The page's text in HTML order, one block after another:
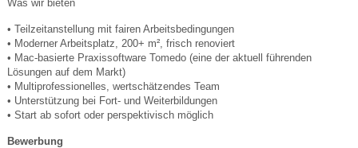
Was wir bieten
• Teilzeitanstellung mit fairen Arbeitsbedingungen
• Moderner Arbeitsplatz, 200+ m², frisch renoviert
• Mac-basierte Praxissoftware Tomedo (eine der aktuell führenden
Lösungen auf dem Markt)
• Multiprofessionelles, wertschätzendes Team
• Unterstützung bei Fort- und Weiterbildungen
• Start ab sofort oder perspektivisch möglich
Bewerbung